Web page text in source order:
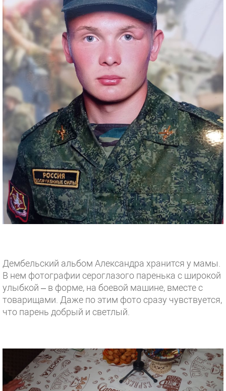
Дембельский альбом Александра хранится у мамы.
В нем фотографии сероглазого паренька с широкой
улыбкой – в форме, на боевой машине, вместе с
товарищами. Даже по этим фото сразу чувствуется,
что парень добрый и светлый.